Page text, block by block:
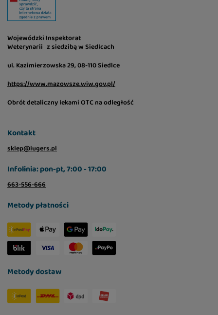
Wojewódzki Inspektorat
Weterynarii z siedzibą w Siedlcach
ul. Kazimierzowska 29, 08-110 Siedlce
https://www.mazowsze.wiw.gov.pl/
Obrót detaliczny lekami OTC na odległość
Kontakt
sklep@lugers.pl
Infolinia: pon-pt, 7:00 - 17:00
663-556-666
Metody płatności
Metody dostaw